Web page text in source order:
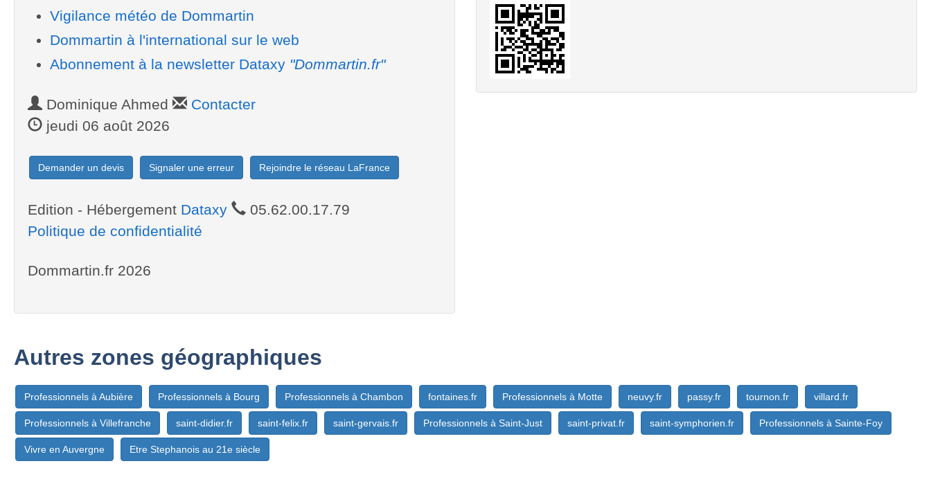
Vigilance météo de Dommartin
Dommartin à l'international sur le web
Abonnement à la newsletter Dataxy "Dommartin.fr"
Dominique Ahmed
Contacter
jeudi 06 août 2026
Demander un devis Signaler une erreur Rejoindre le réseau LaFrance
Edition - Hébergement Dataxy
05.62.00.17.79
Politique de confidentialité
Dommartin.fr 2026
Autres zones géographiques
Professionnels à Aubière Professionnels à Bourg Professionnels à Chambon fontaines.fr Professionnels à Motte neuvy.fr passy.fr tournon.fr villard.fr
Professionnels à Villefranche saint-didier.fr saint-felix.fr saint-gervais.fr Professionnels à Saint-Just saint-privat.fr saint-symphorien.fr Professionnels à Sainte-Foy
Vivre en Auvergne Etre Stephanois au 21e siècle